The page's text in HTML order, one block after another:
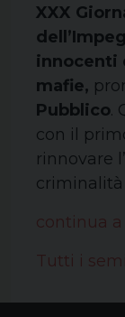
XXX
innocenti
mafie,
Pubblico.
con il
rinnovare
criminalità
continua
Tutti i